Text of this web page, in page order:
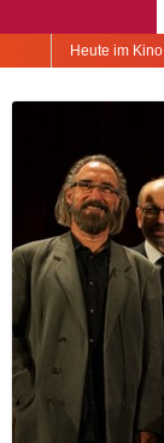
Heute im Kino